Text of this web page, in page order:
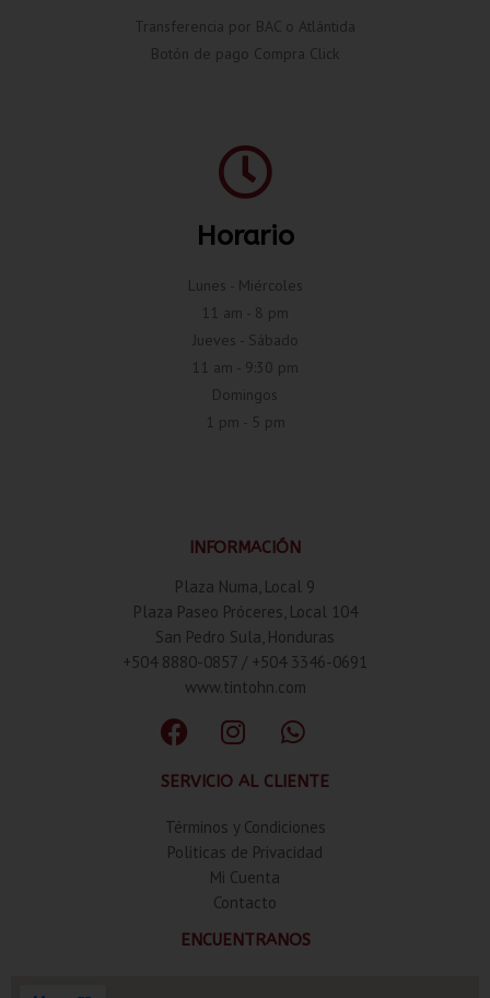
Transferencia por BAC o Atlántida
Botón de pago Compra Click
Horario
Lunes - Miércoles
11 am - 8 pm
Jueves - Sábado
11 am - 9:30 pm
Domingos
1 pm - 5 pm
INFORMACIÓN
Plaza Numa, Local 9
Plaza Paseo Próceres, Local 104
San Pedro Sula, Honduras
+504 8880-0857 / +504 3346-0691
www.tintohn.com
SERVICIO AL CLIENTE
Términos y Condiciones
Politicas de Privacidad
Mi Cuenta
Contacto
ENCUENTRANOS